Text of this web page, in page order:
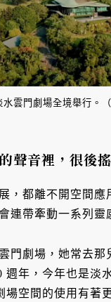
水雲門劇場全境舉行。
聲音裡，很後搖
，都離不開空間應
連帶牽動一系列靈
門劇場，她常去那
週年，今年也是淡
場空間的使用有著